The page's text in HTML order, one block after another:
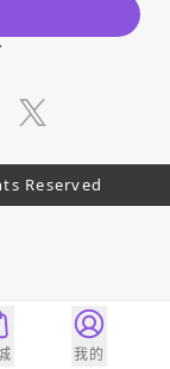
Reserved
我的